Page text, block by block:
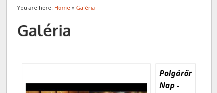
You are here: Home » Galéria
Galéria
Polgárőr
Nap -